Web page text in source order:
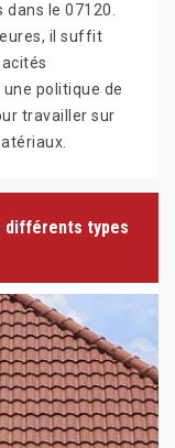
le 07120.
il suffit
politique de
travailler sur
différents types